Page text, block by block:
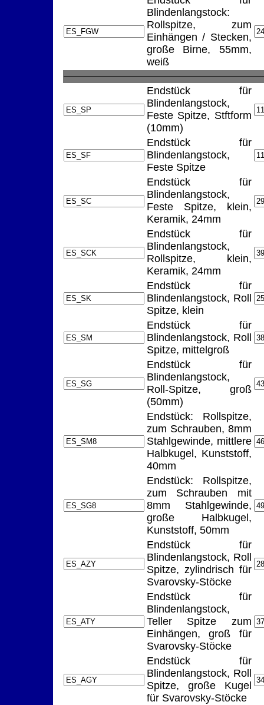
Blindenlangstock:
Rollspitze, zum
Einhängen / Stecken,
große Birne, 55mm,
weiß
Endstück für
Blindenlangstock,
Feste Spitze, Stftform
(10mm)
Endstück für
Blindenlangstock,
Feste Spitze
Endstück für
Blindenlangstock,
Feste Spitze, klein,
Keramik, 24mm
Endstück für
Blindenlangstock,
Rollspitze, klein,
Keramik, 24mm
Endstück für
Blindenlangstock, Roll
Spitze, klein
Endstück für
Blindenlangstock, Roll
Spitze, mittelgroß
Endstück für
Blindenlangstock,
Roll-Spitze, groß
(50mm)
Endstück: Rollspitze,
zum Schrauben, 8mm
Stahlgewinde, mittlere
Halbkugel, Kunststoff,
40mm
Endstück: Rollspitze,
zum Schrauben mit
8mm Stahlgewinde,
große Halbkugel,
Kunststoff, 50mm
Endstück für
Blindenlangstock, Roll
Spitze, zylindrisch für
Svarovsky-Stöcke
Endstück für
Blindenlangstock,
Teller Spitze zum
Einhängen, groß für
Svarovsky-Stöcke
Endstück für
Blindenlangstock, Roll
Spitze, große Kugel
für Svarovsky-Stöcke